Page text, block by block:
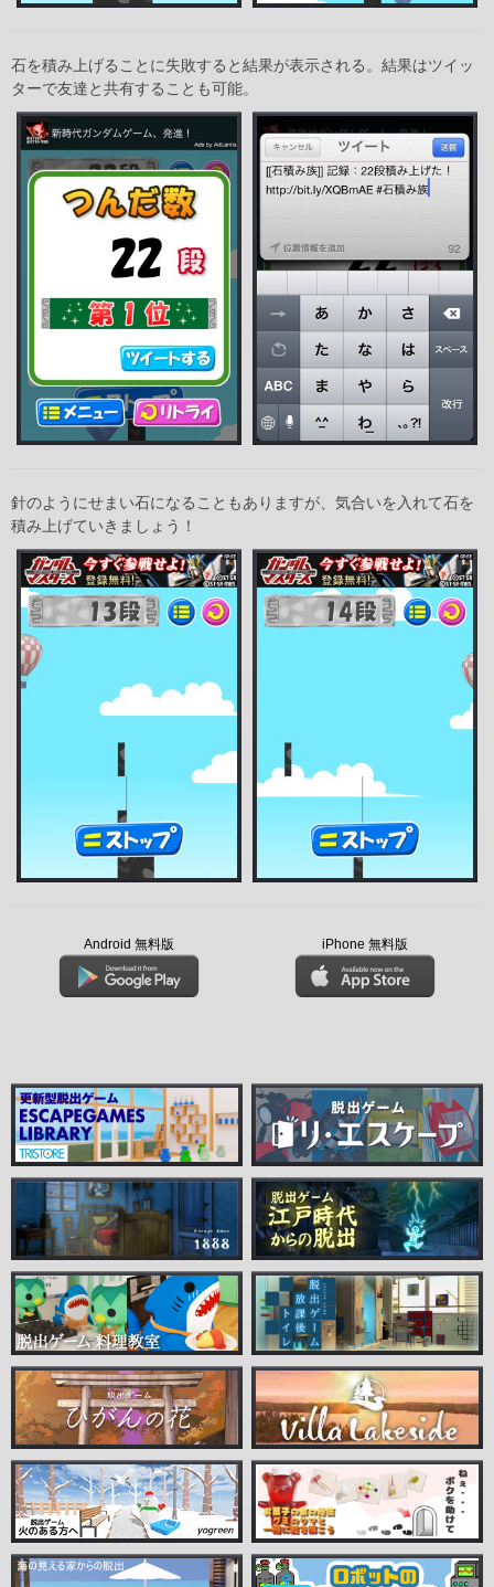
石を積み上げることに失敗すると結果が表示される。結果はツイッ
ターで友達と共有することも可能。
針のようにせまい石になることもありますが、気合いを入れて石を
積み上げていきましょう！
Android 無料版 iPhone 無料版